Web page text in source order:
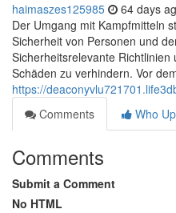
haimaszes125985 64 days
Der Umgang mit Kampfmitteln
Sicherheit von Personen und
Sicherheitsrelevante
Schäden zu verhindern. Vor
https://
Comments
Who
Comments
Submit a Comment
No HTML